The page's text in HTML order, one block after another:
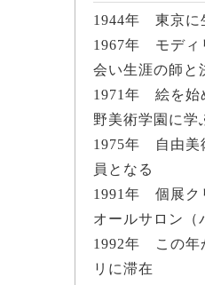
1944年 東京に
1967年 モディ
会い生涯の師と
1971年 絵を始
野美術学園に学
1975年 自由美
員となる
1991年 個展ク
オールサロン（
1992年 この年
リに滞在